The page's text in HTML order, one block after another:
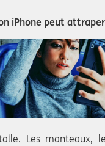
iPhone peut
Les manteaux,